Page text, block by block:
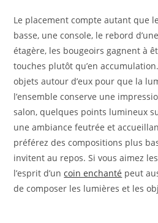
Le placement compte autant que
basse, une console, le rebord
étagère, les bougeoirs gagnent à
touches plutôt qu’en
objets autour d’eux pour que la
l’ensemble conserve une
salon, quelques points lumineux
une ambiance feutrée et
préférez des compositions plus
invitent au repos. Si vous aimez
l’esprit d’uncoin enchanté peut
de composer les lumières et les